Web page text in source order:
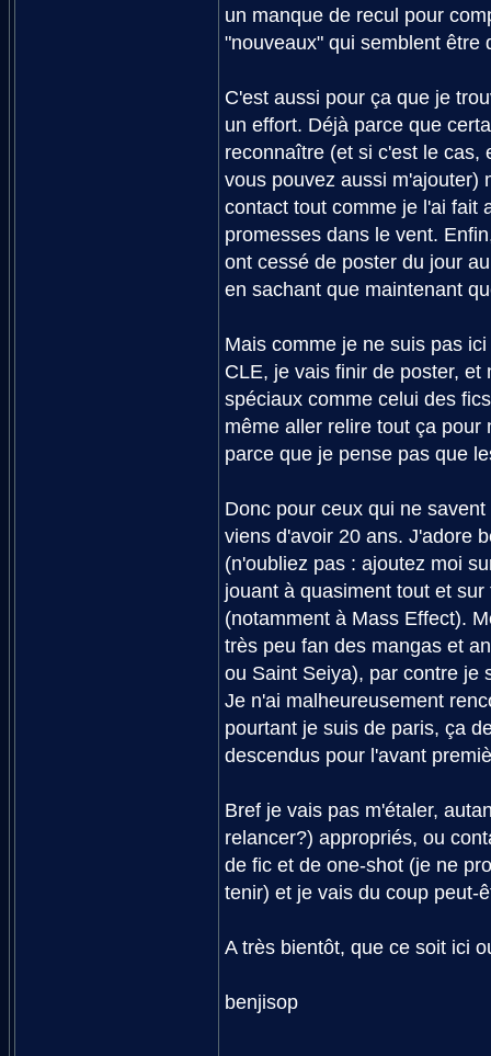
un manque de recul pour
"nouveaux" qui semblent être
C'est aussi pour ça que je
un effort. Déjà parce que
reconnaître (et si c'est le cas,
vous pouvez aussi m'ajouter)
contact tout comme je l'ai fait
promesses dans le vent.
ont cessé de poster du jour
en sachant que maintenant
Mais comme je ne suis pas
CLE, je vais finir de poster,
spéciaux comme celui des
même aller relire tout ça
parce que je pense pas que
Donc pour ceux qui ne
viens d'avoir 20 ans. J'adore
(n'oubliez pas : ajoutez moi
jouant à quasiment tout et
(notamment à Mass Effect).
très peu fan des mangas et
ou Saint Seiya), par contre je
Je n'ai malheureusement
pourtant je suis de paris, ça
descendus pour l'avant
Bref je vais pas m'étaler,
relancer?) appropriés, ou
de fic et de one-shot (je ne
tenir) et je vais du coup peut-
A très bientôt, que ce soit ici
benjisop